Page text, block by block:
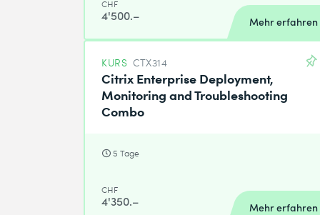
CHF
4'500.– Mehr erfahren
KURS CTX314
Citrix Enterprise Deployment,
Monitoring and Troubleshooting
Combo
5 Tage
CHF
4'350.– Mehr erfahren